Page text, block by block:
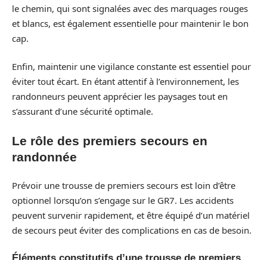
le chemin, qui sont signalées avec des marquages rouges
et blancs, est également essentielle pour maintenir le bon
cap.
Enfin, maintenir une vigilance constante est essentiel pour
éviter tout écart. En étant attentif à l’environnement, les
randonneurs peuvent apprécier les paysages tout en
s’assurant d’une sécurité optimale.
Le rôle des premiers secours en
randonnée
Prévoir une trousse de premiers secours est loin d’être
optionnel lorsqu’on s’engage sur le GR7. Les accidents
peuvent survenir rapidement, et être équipé d’un matériel
de secours peut éviter des complications en cas de besoin.
Éléments constitutifs d’une trousse de premiers